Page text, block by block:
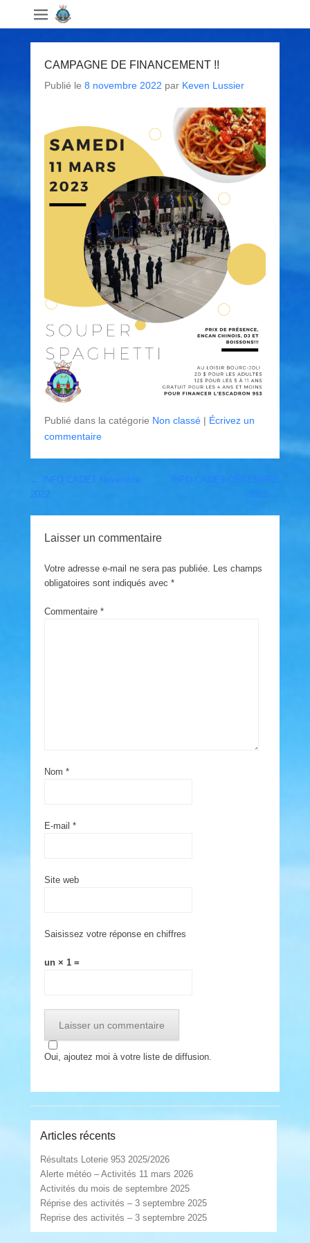
CAMPAGNE DE FINANCEMENT !!
Publié le 8 novembre 2022 par Keven Lussier
Publié dans la catégorie Non classé | Écrivez un
commentaire
Post navigation
←
INFO CADET Novembre
2022
INFO CADET DÉCEMBRE
2022 →
Laisser un commentaire
Votre adresse e-mail ne sera pas publiée. Les champs
obligatoires sont indiqués avec *
Commentaire *
Nom *
E-mail *
Site web
Saisissez votre réponse en chiffres
un × 1 =
Oui, ajoutez moi à votre liste de diffusion.
Articles récents
Résultats Loterie 953 2025/2026
Alerte météo – Activités 11 mars 2026
Activités du mois de septembre 2025
Réprise des activités – 3 septembre 2025
Reprise des activités – 3 septembre 2025